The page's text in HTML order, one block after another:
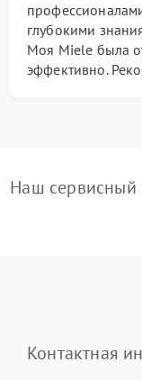
глубокими
Моя Miele была
эффективно.
Наш сервисный
Контактная